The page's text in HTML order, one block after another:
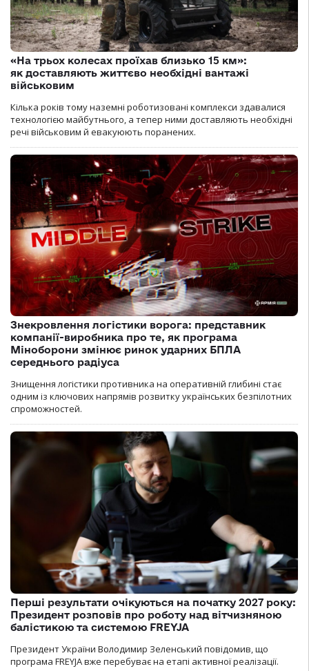
«На трьох колесах проїхав близько 15 км»:
як доставляють життєво необхідні вантажі
військовим
Кілька років тому наземні роботизовані комплекси здавалися
технологією майбутнього, а тепер ними доставляють необхідні
речі військовим й евакуюють поранених.
Знекровлення логістики ворога: представник
компанії-виробника про те, як програма
Міноборони змінює ринок ударних БПЛА
середнього радіуса
Знищення логістики противника на оперативній глибині стає
одним із ключових напрямів розвитку українських безпілотних
спроможностей.
Перші результати очікуються на початку 2027 року:
Президент розповів про роботу над вітчизняною
балістикою та системою FREYJA
Президент України Володимир Зеленський повідомив, що
програма FREYJA вже перебуває на етапі активної реалізації.